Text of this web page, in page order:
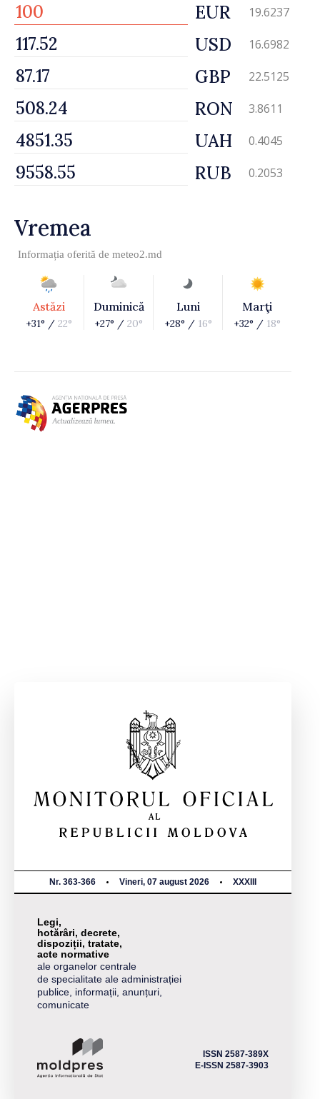
EUR 19.6237
USD 16.6982
GBP 22.5125
RON 3.8611
UAH 0.4045
RUB 0.2053
Vremea
Informația oferită de meteo2.md
Astăzi
+31° / 22°
Duminică
+27° / 20°
Luni
+28° / 16°
Marţi
+32° / 18°
Nr. 363-366 Vineri, 07 august 2026 XXXIII
Legi,
hotărâri, decrete,
dispoziții, tratate,
acte normative
ale organelor centrale
de specialitate ale administrației
publice, informații, anunțuri,
comunicate
ISSN 2587-389X
E-ISSN 2587-3903